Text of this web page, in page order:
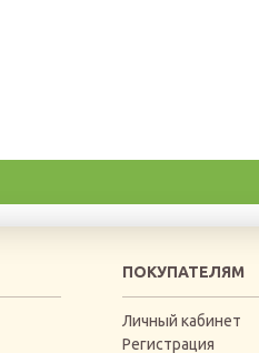
ПОКУПАТЕЛЯМ
Личный кабинет
Регистрация